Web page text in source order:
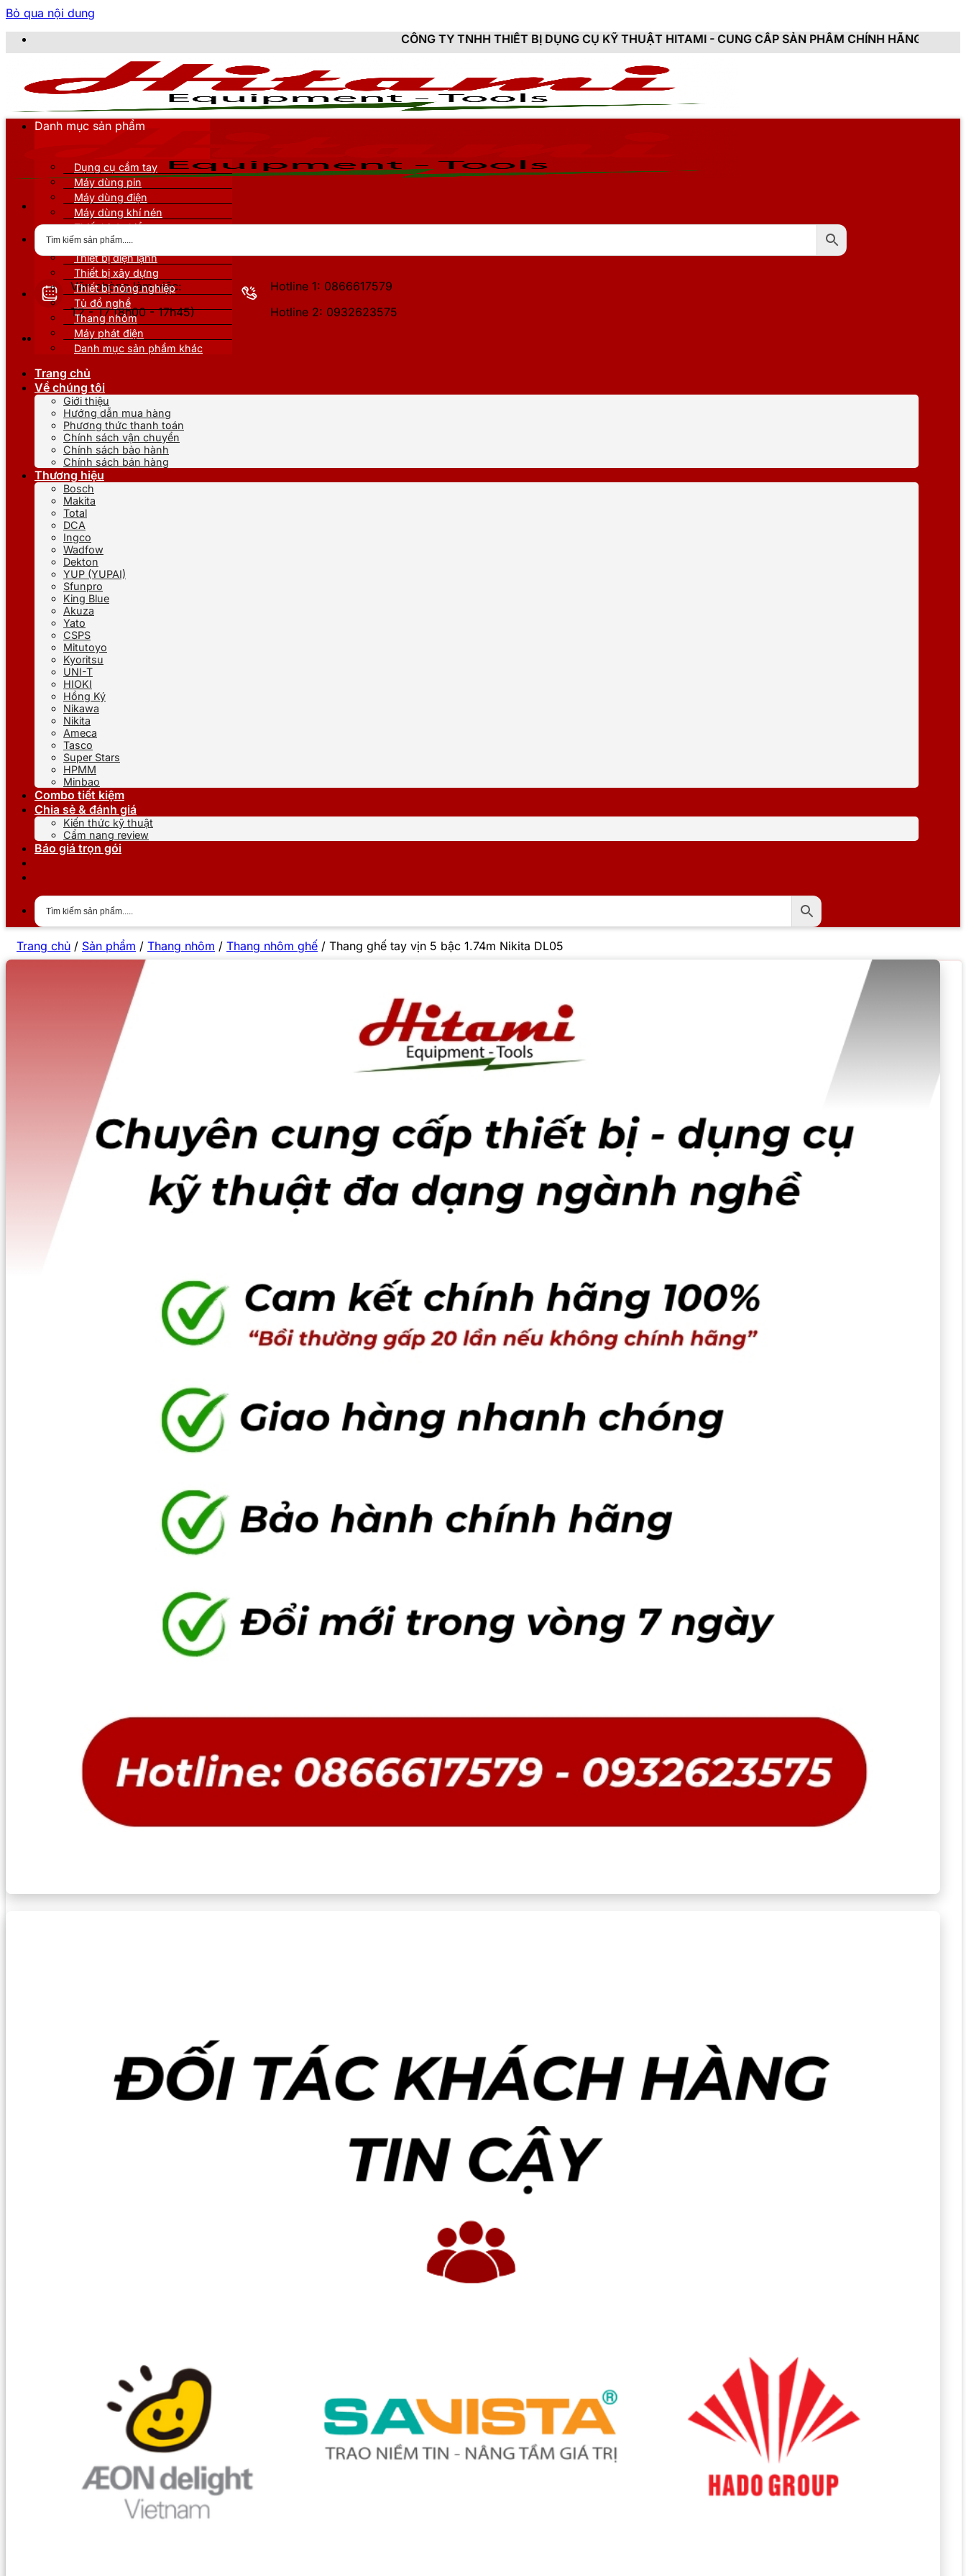
Bỏ qua nội dung
CÔNG TY TNHH THIẾT BỊ DỤNG CỤ KỸ THUẬT HITAMI - CUNG CẤP SẢN PHẨM CHÍNH HÃNG, MỚI 100%, ĐẦY ĐỦ
Văn phòng làm việc:
T2 - T7 (8h00 - 17h45)
Hotline 1: 0866617579
Hotline 2: 0932623575
Danh mục sản phẩm
Dụng cụ cầm tay
Máy dùng pin
Máy dùng điện
Máy dùng khí nén
Thiết bị đo kiểm
Thiết bị nâng đỡ
Thiết bị điện lạnh
Thiết bị xây dựng
Thiết bị nông nghiệp
Tủ đồ nghề
Thang nhôm
Máy phát điện
Danh mục sản phẩm khác
Trang chủ
Về chúng tôi
Giới thiệu
Hướng dẫn mua hàng
Phương thức thanh toán
Chính sách vận chuyển
Chính sách bảo hành
Chính sách bán hàng
Thương hiệu
Bosch
Makita
Total
DCA
Ingco
Wadfow
Dekton
YUP (YUPAI)
Sfunpro
King Blue
Akuza
Yato
CSPS
Mitutoyo
Kyoritsu
UNI-T
HIOKI
Hồng Ký
Nikawa
Nikita
Ameca
Tasco
Super Stars
HPMM
Minbao
Combo tiết kiệm
Chia sẻ & đánh giá
Kiến thức kỹ thuật
Cẩm nang review
Báo giá trọn gói
Trang chủ / Sản phẩm / Thang nhôm / Thang nhôm ghế / Thang ghế tay vịn 5 bậc 1.74m Nikita DL05